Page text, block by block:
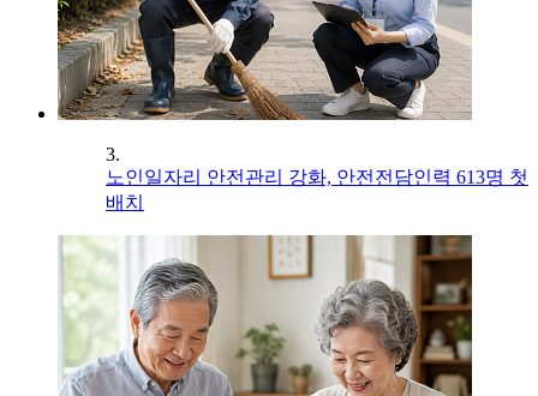
3.
노인일자리 안전관리 강화, 안전전담인력 613명 첫
배치